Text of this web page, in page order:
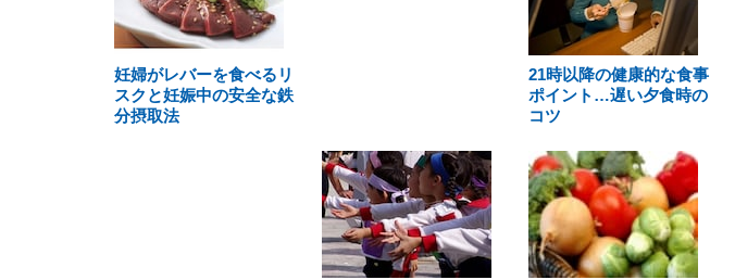
妊婦がレバーを食べるリ
スクと妊娠中の安全な鉄
分摂取法
21時以降の健康的な食事
ポイント…遅い夕食時の
コツ